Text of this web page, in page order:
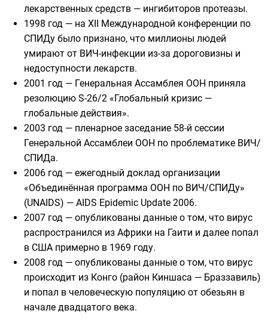
лекарственных средств — ингибиторов протеазы.
1998 год — на XII Международной конференции по
СПИДу было признано, что миллионы людей
умирают от ВИЧ-инфекции из-за дороговизны и
недоступности лекарств.
2001 год — Генеральная Ассамблея ООН приняла
резолюцию S-26/2 «Глобальный кризис —
глобальные действия».
2003 год — пленарное заседание 58-й сессии
Генеральной Ассамблеи ООН по проблематике ВИЧ/
СПИДа.
2006 год — ежегодный доклад организации
«Объединённая программа ООН по ВИЧ/СПИДу»
(UNAIDS) — AIDS Epidemic Update 2006.
2007 год — опубликованы данные о том, что вирус
распространился из Африки на Гаити и далее попал
в США примерно в 1969 году.
2008 год — опубликованы данные о том, что вирус
происходит из Конго (район Киншаса — Браззавиль)
и попал в человеческую популяцию от обезьян в
начале двадцатого века.